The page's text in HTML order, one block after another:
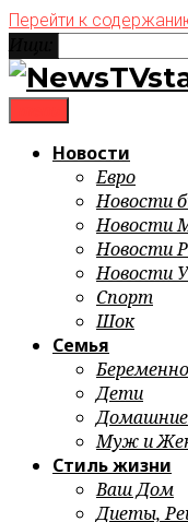
Перейти к
Новости
Евро
Новости
Новости
Новости
Новости
Спорт
Шок
Семья
Дети
Муж и
Стиль жизни
Ваш Дом
Диеты,